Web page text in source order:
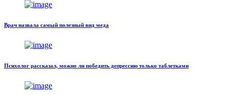
Врач назвала самый полезный вид меда
Психолог рассказал, можно ли победить депрессию только таблетками